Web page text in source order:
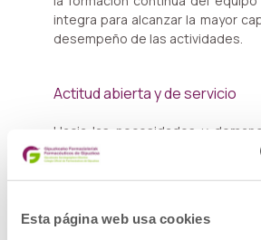
Esta página web usa cookies
integra para alcanzar la mayor
desempeño de las actividades.
Actitud abierta y de servicio
Hacia las necesidades y
por los colegiados, otros
ciudadanos, así como hacia la